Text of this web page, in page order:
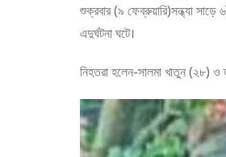
শুক্রবার (৯ ফেব্রুয়ারি)সন্ধ্যা সাড়ে
এদুর্ঘটনা ঘটে।
নিহতরা হলেন-সালমা খাতুন (২৮) ও